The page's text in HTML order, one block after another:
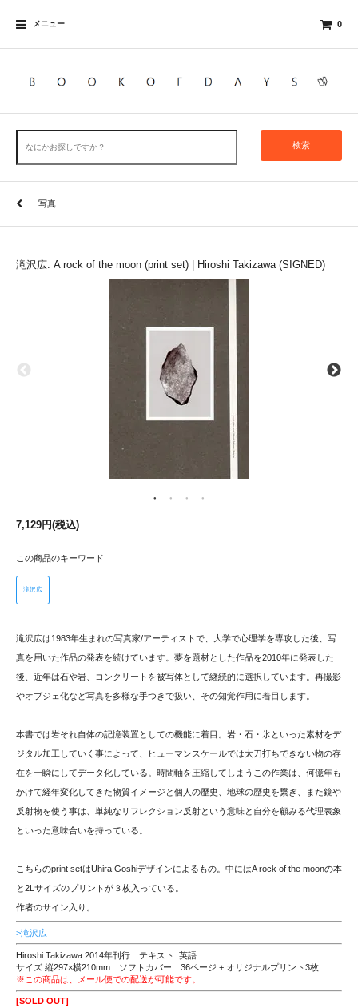
メニュー 0
検索
写真
滝沢広: A rock of the moon (print set) | Hiroshi Takizawa (SIGNED)
7,129円(税込)
この商品のキーワード
滝沢広
滝沢広は1983年生まれの写真家/アーティストで、大学で心理学を専攻した後、写
真を用いた作品の発表を続けています。夢を題材とした作品を2010年に発表した
後、近年は石や岩、コンクリートを被写体として継続的に選択しています。再撮影
やオブジェ化など写真を多様な手つきで扱い、その知覚作用に着目します。
本書では岩それ自体の記憶装置としての機能に着目。岩・石・氷といった素材をデ
ジタル加工していく事によって、ヒューマンスケールでは太刀打ちできない物の存
在を一瞬にしてデータ化している。時間軸を圧縮してしまうこの作業は、何億年も
かけて経年変化してきた物質イメージと個人の歴史、地球の歴史を繋ぎ、また鏡や
反射物を使う事は、単純なリフレクション反射という意味と自分を顧みる代理表象
といった意味合いを持っている。
こちらのprint setはUhira Goshiデザインによるもの。中にはA rock of the moonの本
と2Lサイズのプリントが３枚入っている。
作者のサイン入り。
>滝沢広
Hiroshi Takizawa 2014年刊行 テキスト: 英語
サイズ 縦297×横210mm ソフトカバー 36ページ + オリジナルプリント3枚
※この商品は、メール便での配送が可能です。
[SOLD OUT]